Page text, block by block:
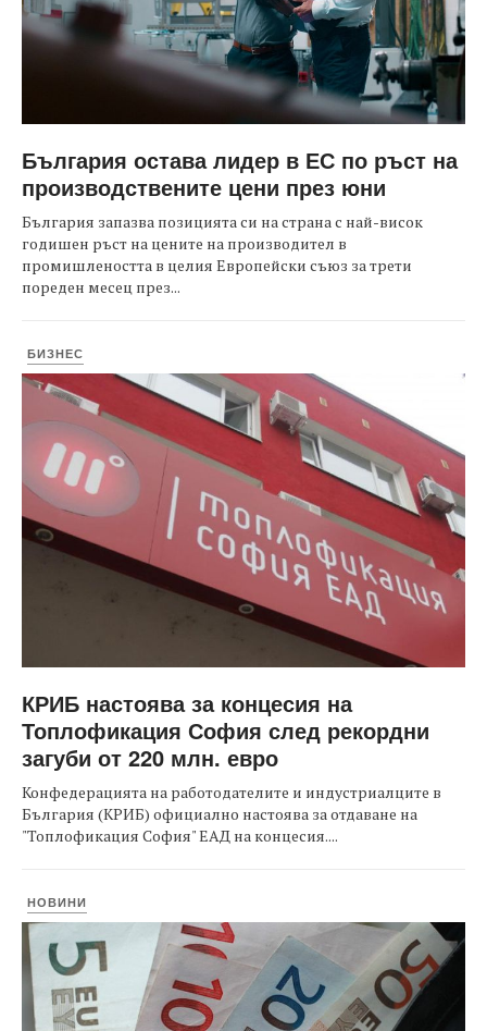
България остава лидер в ЕС по ръст на
производствените цени през юни
България запазва позицията си на страна с най-висок
годишен ръст на цените на производител в
промишлеността в целия Европейски съюз за трети
пореден месец през...
БИЗНЕС
КРИБ настоява за концесия на
Топлофикация София след рекордни
загуби от 220 млн. евро
Конфедерацията на работодателите и индустриалците в
България (КРИБ) официално настоява за отдаване на
"Топлофикация София" ЕАД на концесия....
НОВИНИ